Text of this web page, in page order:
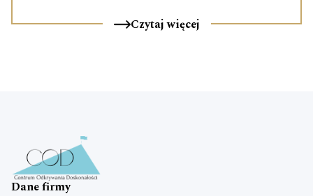
Czytaj więcej
Dane firmy